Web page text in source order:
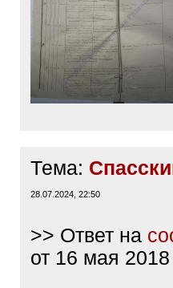
Тема:
28.07.2024, 22:50
>> Ответ на
от 16 мая